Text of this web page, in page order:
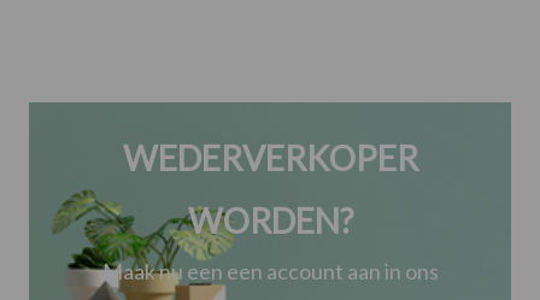
WEDERVERKOPER
WORDEN?
Maak nu een een account aan in ons